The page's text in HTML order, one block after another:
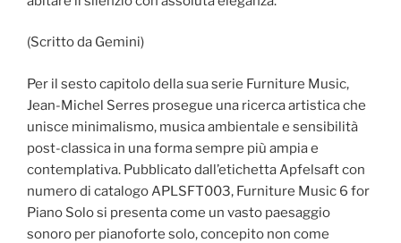
(Scritto da Gemini)
Per il sesto capitolo della sua serie Furniture Music,
Jean-Michel Serres prosegue una ricerca artistica che
unisce minimalismo, musica ambientale e sensibilità
post-classica in una forma sempre più ampia e
contemplativa. Pubblicato dall’etichetta Apfelsaft con
numero di catalogo APLSFT003, Furniture Music 6 for
Piano Solo si presenta come un vasto paesaggio
sonoro per pianoforte solo, concepito non come